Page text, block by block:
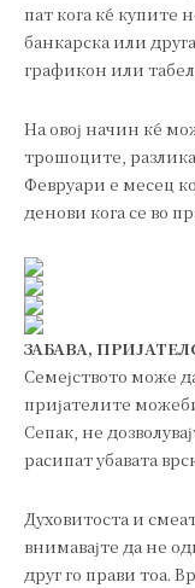
пат кога ќе купите
банкарска или
графикон или
На овој начин ќе
трошоците,
Февруари е месец
денови кога се во
ЗАБАВА,
Семејството може
пријателите
Сепак, не
расипат убавата
Духовитоста и
внимавајте да не
друг го прави тоа.